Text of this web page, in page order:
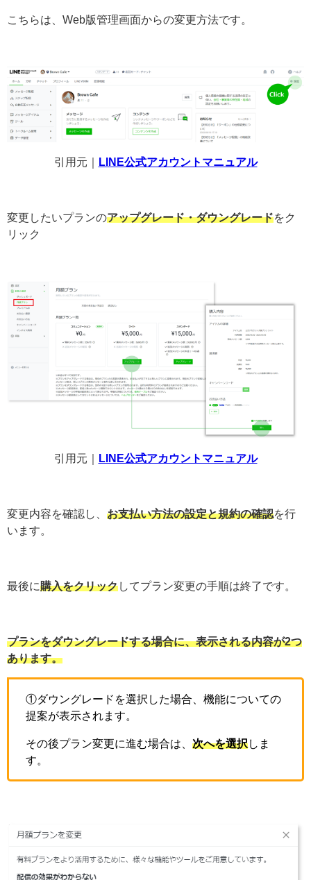
こちらは、Web版管理画面からの変更方法です。
引用元｜ LINE公式アカウントマニュアル
変更したいプランのアップグレード・ダウングレードをク
リック
引用元｜ LINE公式アカウントマニュアル
変更内容を確認し、 お支払い方法の設定と規約の確認を行
います。
最後に購入をクリックしてプラン変更の手順は終了です。
プランをダウングレードする場合に、表示される内容が2つ
あります。
①ダウングレードを選択した場合、機能についての
提案が表示されます。
その後プラン変更に進む場合は、 次へを選択しま
す。